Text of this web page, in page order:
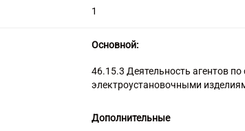
1
Основной:
46.15.3 Деятельность агентов
электроустановочными
Дополнительные